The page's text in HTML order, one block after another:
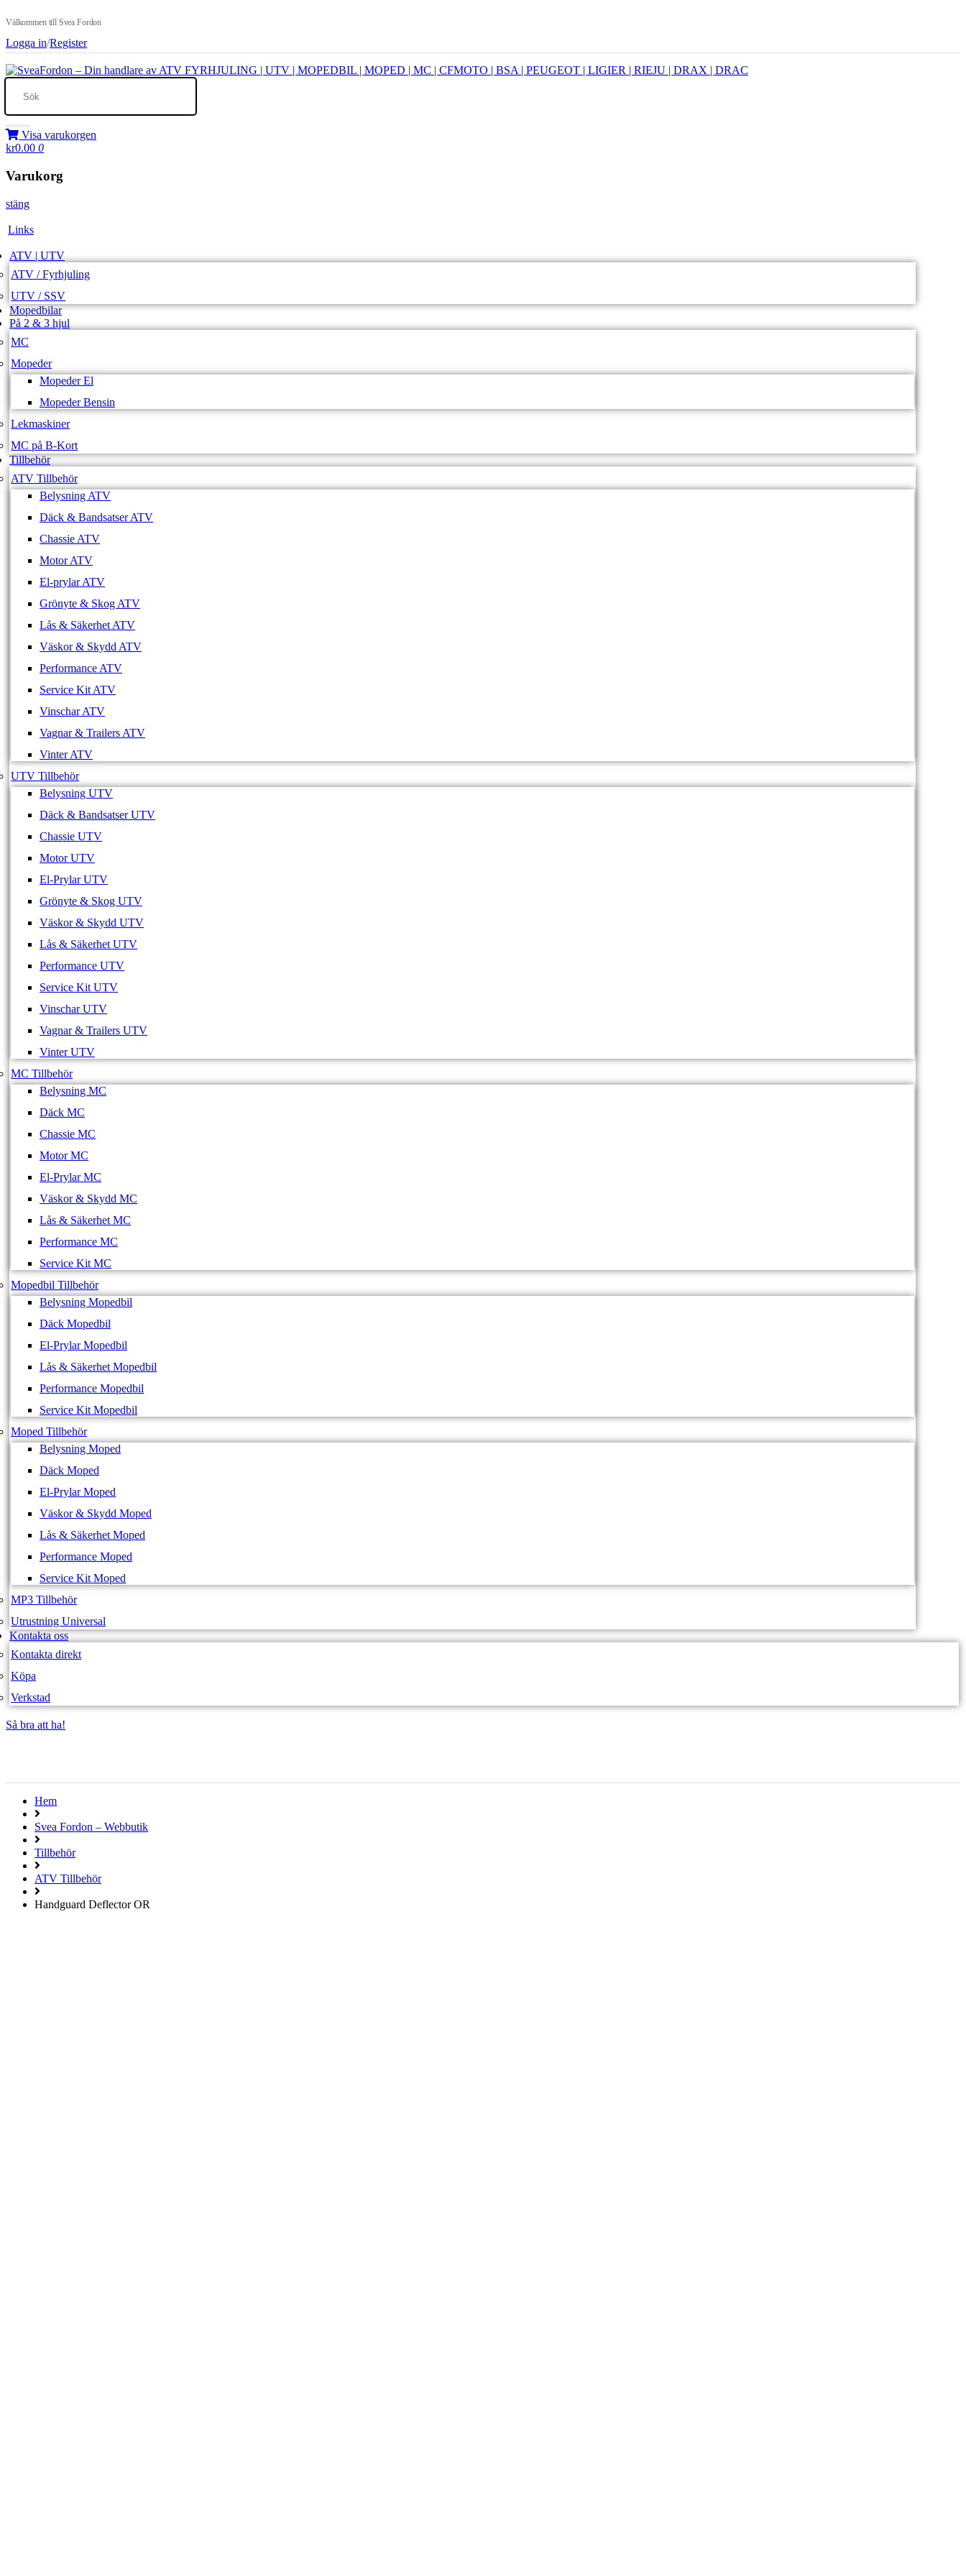
Välkommen till Svea Fordon
Logga in/Register
Visa varukorgen
kr0.00 0
Varukorg
stäng
Links
ATV | UTV
ATV / Fyrhjuling
UTV / SSV
Mopedbilar
På 2 & 3 hjul
MC
Mopeder
Mopeder El
Mopeder Bensin
Lekmaskiner
MC på B-Kort
Tillbehör
ATV Tillbehör
Belysning ATV
Däck & Bandsatser ATV
Chassie ATV
Motor ATV
El-prylar ATV
Grönyte & Skog ATV
Lås & Säkerhet ATV
Väskor & Skydd ATV
Performance ATV
Service Kit ATV
Vinschar ATV
Vagnar & Trailers ATV
Vinter ATV
UTV Tillbehör
Belysning UTV
Däck & Bandsatser UTV
Chassie UTV
Motor UTV
El-Prylar UTV
Grönyte & Skog UTV
Väskor & Skydd UTV
Lås & Säkerhet UTV
Performance UTV
Service Kit UTV
Vinschar UTV
Vagnar & Trailers UTV
Vinter UTV
MC Tillbehör
Belysning MC
Däck MC
Chassie MC
Motor MC
El-Prylar MC
Väskor & Skydd MC
Lås & Säkerhet MC
Performance MC
Service Kit MC
Mopedbil Tillbehör
Belysning Mopedbil
Däck Mopedbil
El-Prylar Mopedbil
Lås & Säkerhet Mopedbil
Performance Mopedbil
Service Kit Mopedbil
Moped Tillbehör
Belysning Moped
Däck Moped
El-Prylar Moped
Väskor & Skydd Moped
Lås & Säkerhet Moped
Performance Moped
Service Kit Moped
MP3 Tillbehör
Utrustning Universal
Kontakta oss
Kontakta direkt
Köpa
Verkstad
Så bra att ha!
Hem
Svea Fordon – Webbutik
Tillbehör
ATV Tillbehör
Handguard Deflector OR